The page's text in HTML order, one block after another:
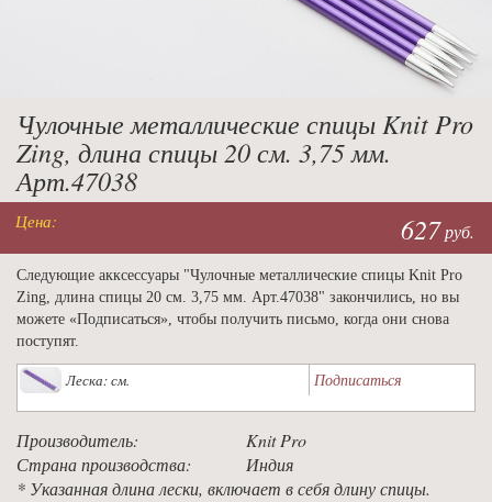
Чулочные металлические спицы Knit Pro
Zing, длина спицы 20 см. 3,75 мм.
Арт.47038
Цена: 627руб.
Следующие акксессуары "Чулочные металлические спицы Knit Pro
Zing, длина спицы 20 см. 3,75 мм. Арт.47038" закончились, но вы
можете «Подписаться», чтобы получить письмо, когда они снова
поступят.
Леска: см. Подписаться
Производитель:
Knit Pro
Страна производства:
Индия
* Указанная длина лески, включает в себя длину спицы.